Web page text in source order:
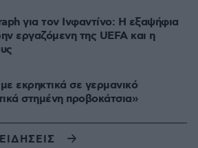
για τον Ινφαντίνο: Η εξαψήφια
εργαζόμενη της UEFA και η
εκρηκτικά σε γερμανικό
στημένη προβοκάτσια»